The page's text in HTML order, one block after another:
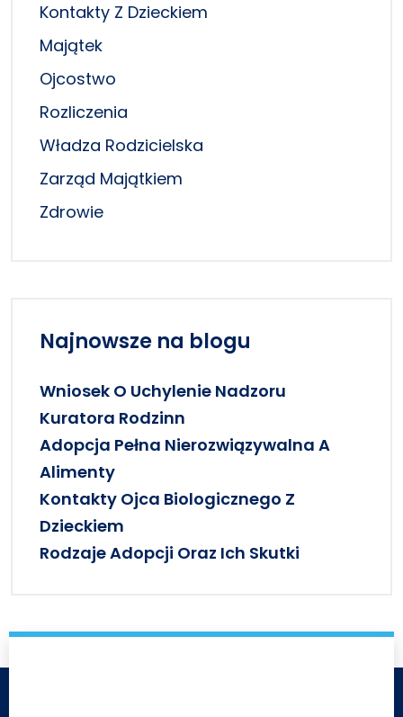
Kontakty Z Dzieckiem
Majątek
Ojcostwo
Rozliczenia
Władza Rodzicielska
Zarząd Majątkiem
Zdrowie
Najnowsze na blogu
Wniosek O Uchylenie Nadzoru
Kuratora Rodzinn
Adopcja Pełna Nierozwiązywalna A
Alimenty
Kontakty Ojca Biologicznego Z
Dzieckiem
Rodzaje Adopcji Oraz Ich Skutki